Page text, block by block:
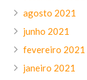
agosto 2021
junho 2021
fevereiro 2021
janeiro 2021